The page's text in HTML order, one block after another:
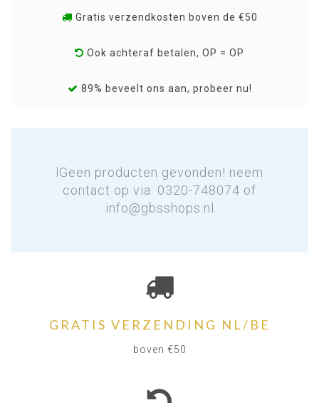
Gratis verzendkosten boven de €50
Ook achteraf betalen, OP = OP
89% beveelt ons aan, probeer nu!
lGeen producten gevonden! neem
contact op via: 0320-748074 of
info@gbsshops.nl
GRATIS VERZENDING NL/BE
boven €50